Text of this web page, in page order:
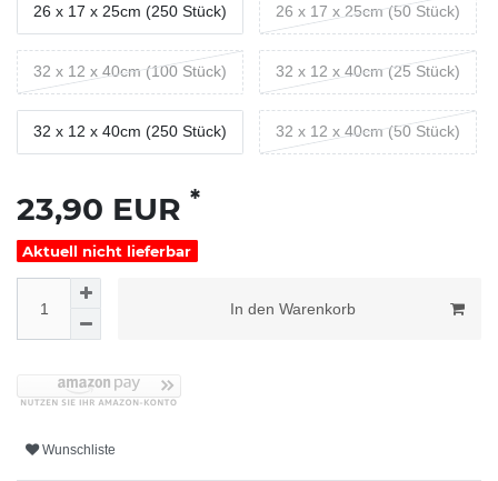
26 x 17 x 25cm (250 Stück) 26 x 17 x 25cm (50 Stück)
32 x 12 x 40cm (100 Stück) 32 x 12 x 40cm (25 Stück)
32 x 12 x 40cm (250 Stück) 32 x 12 x 40cm (50 Stück)
23,90 EUR *
Aktuell nicht lieferbar
In den Warenkorb
Wunschliste